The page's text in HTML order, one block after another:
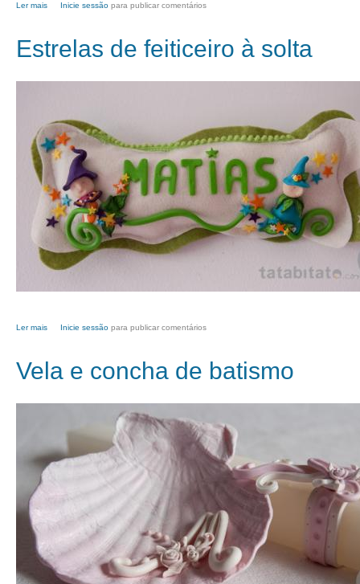
Ler mais acerca de Estojo zipzip
Inicie sessão para publicar comentários
Estrelas de feiticeiro à solta
Ler mais acerca de Estrelas de feiticeiro à solta
Inicie sessão para publicar comentários
Vela e concha de batismo